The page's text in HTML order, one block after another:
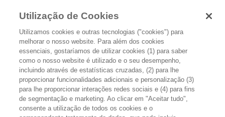
EFEITOS SECUNDÁRIOS DO
TRATAMENTO
Utilização de Cookies
Utilizamos cookies e outras tecnologias ("cookies") para
melhorar o nosso website. Para além dos cookies
essenciais, gostaríamos de utilizar cookies (1) para saber
como o nosso website é utilizado e o seu desempenho,
incluindo através de estatísticas cruzadas, (2) para lhe
proporcionar funcionalidades adicionais e personalização (3)
para lhe proporcionar interações redes sociais e (4) para fins
de segmentação e marketing. Ao clicar em "Aceitar tudo",
consente a utilização de todos os cookies e o